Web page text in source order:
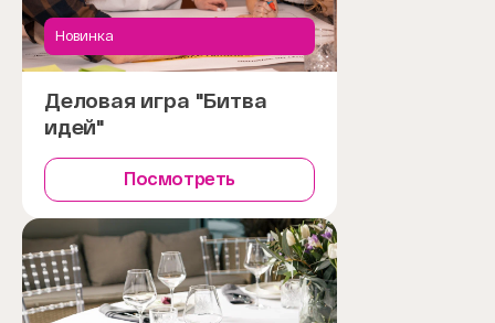
Новинка
Деловая игра "Битва
идей"
Посмотреть